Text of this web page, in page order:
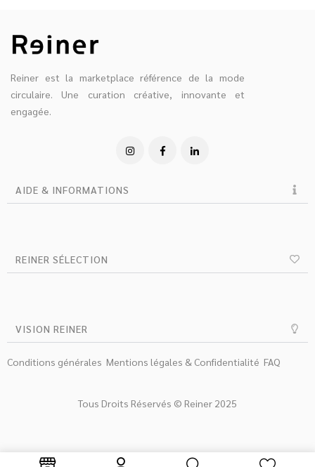
Reiner est la marketplace référence de la mode
circulaire. Une curation créative, innovante et
engagée.
AIDE & INFORMATIONS
REINER SÉLECTION
VISION REINER
Conditions générales Mentions légales & Confidentialité FAQ
Tous Droits Réservés © Reiner 2025